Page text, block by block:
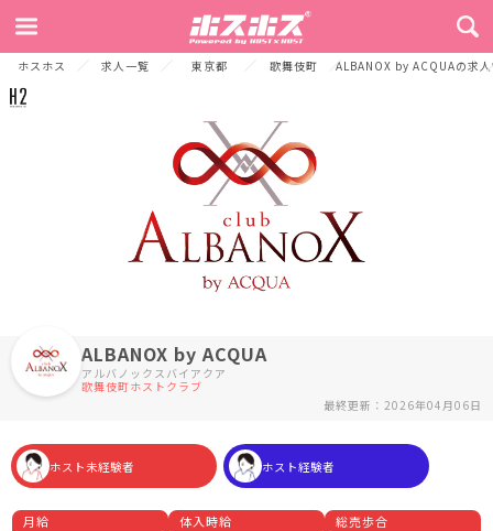
ホスホス 求人一覧 東京都 歌舞伎町 ALBANOX by ACQUAの求
TOP お店からのメッセージ 募集要項
ALBANOX by ACQUA
アルバノックスバイアクア
歌舞伎町ホストクラブ
最終更新：2026年04月06日
ホスト未経験者 ホスト経験者
月給 体入時給 総売歩合